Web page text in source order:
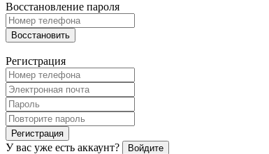
Восстановление пароля
Восстановить
Регистрация
Регистрация
У вас уже есть аккаунт? Войдите